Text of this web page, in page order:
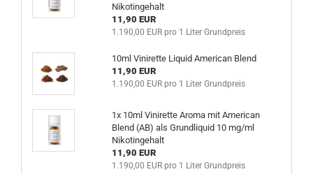
Nikotingehalt
11,90 EUR
1.190,00 EUR pro 1 Liter Grundpreis
10ml Vinirette Liquid American Blend
11,90 EUR
1.190,00 EUR pro 1 Liter Grundpreis
1x 10ml Vinirette Aroma mit American
Blend (AB) als Grundliquid 10 mg/ml
Nikotingehalt
11,90 EUR
1.190,00 EUR pro 1 Liter Grundpreis